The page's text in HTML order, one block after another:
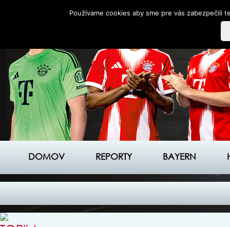
DOMOV REPORTY BAYERN
Používame cookies aby sme pre vás zabezpečili